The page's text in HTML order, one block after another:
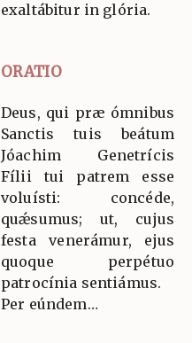
exaltábitur in glória.
ORATIO
Deus, qui præ ómnibus
Sanctis tuis beátum
Jóachim Genetrícis
Fílii tui patrem esse
voluísti: concéde,
quǽsumus; ut, cujus
festa venerámur, ejus
quoque perpétuo
patrocínia sentiámus.
Per eúndem…